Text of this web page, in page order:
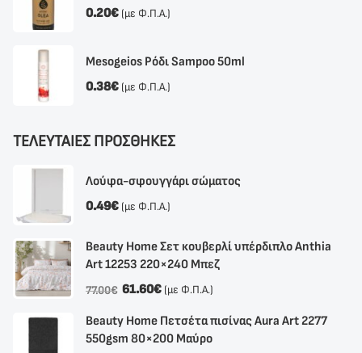
0.20€ (με Φ.Π.Α.)
Mesogeios Ρόδι Sampoo 50ml
0.38€ (με Φ.Π.Α.)
ΤΕΛΕΥΤΑΙΕΣ ΠΡΟΣΘΗΚΕΣ
Λούφα-σφουγγάρι σώματος
0.49€ (με Φ.Π.Α.)
Beauty Home Σετ κουβερλί υπέρδιπλο Anthia
Αrt 12253 220×240 Μπεζ
77.00€ 61.60€ (με Φ.Π.Α.)
Beauty Home Πετσέτα πισίνας Aura Art 2277
550gsm 80×200 Μαύρο